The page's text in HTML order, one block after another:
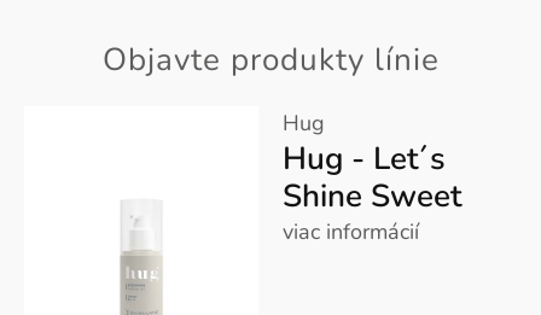
Objavte produkty línie
Hug
Hug - Let´s
Shine Sweet
viac informácií